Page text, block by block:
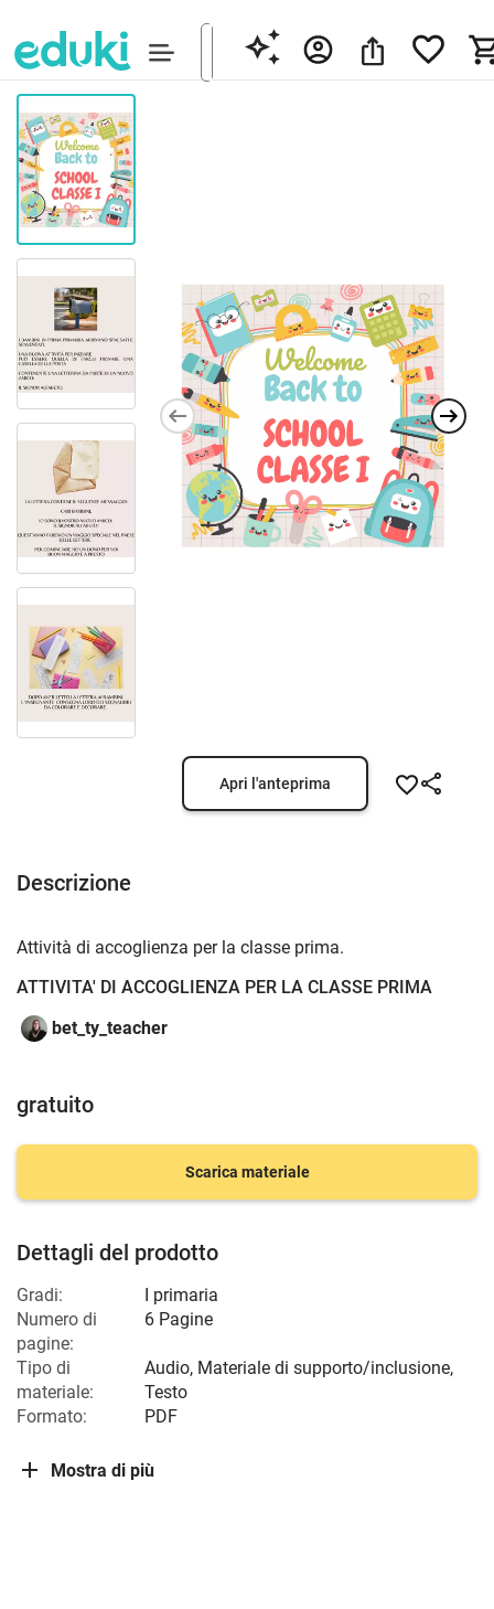
Apri l'anteprima
Descrizione
Attività di accoglienza per la classe prima.
ATTIVITA' DI ACCOGLIENZA PER LA CLASSE PRIMA
bet_ty_teacher
gratuito
Scarica materiale
Dettagli del prodotto
Gradi:
I primaria
Numero di
pagine:
6 Pagine
Tipo di
materiale:
Audio, Materiale di supporto/inclusione,
Testo
Formato:
PDF
Mostra di più